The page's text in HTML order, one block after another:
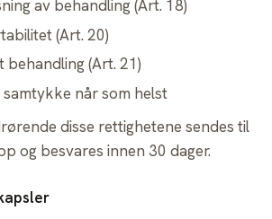
av behandling (Art. 18)
(Art. 20)
behandling (Art. 21)
når som helst
disse rettighetene sendes til
og besvares innen 30 dager.